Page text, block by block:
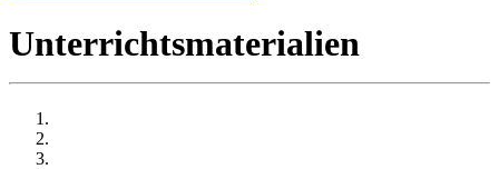
Unterrichtsmaterialien